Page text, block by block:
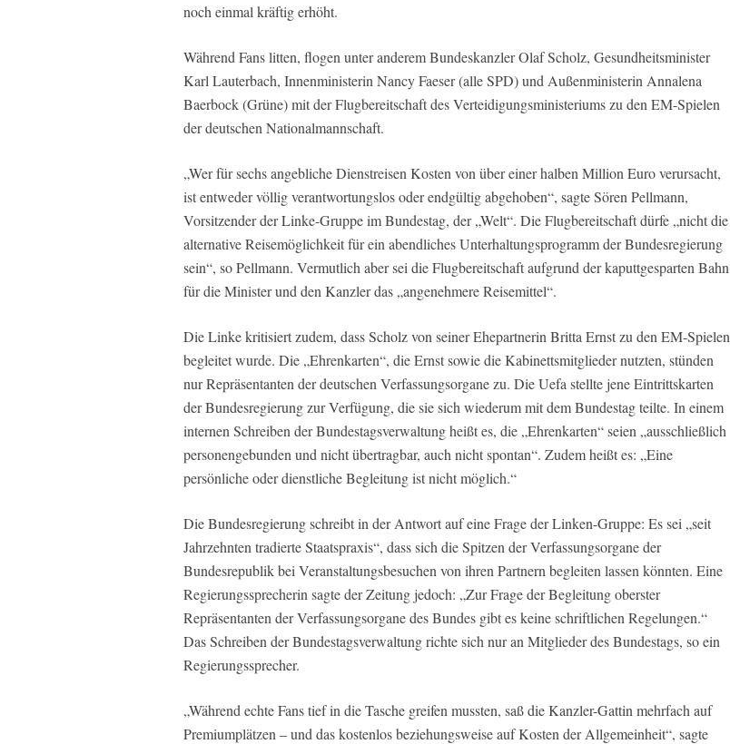
noch einmal kräftig erhöht.
Während Fans litten, flogen unter anderem Bundeskanzler Olaf Scholz, Gesundheitsminister
Karl Lauterbach, Innenministerin Nancy Faeser (alle SPD) und Außenministerin Annalena
Baerbock (Grüne) mit der Flugbereitschaft des Verteidigungsministeriums zu den EM-Spielen
der deutschen Nationalmannschaft.
„Wer für sechs angebliche Dienstreisen Kosten von über einer halben Million Euro verursacht,
ist entweder völlig verantwortungslos oder endgültig abgehoben“, sagte Sören Pellmann,
Vorsitzender der Linke-Gruppe im Bundestag, der „Welt“. Die Flugbereitschaft dürfe „nicht die
alternative Reisemöglichkeit für ein abendliches Unterhaltungsprogramm der Bundesregierung
sein“, so Pellmann. Vermutlich aber sei die Flugbereitschaft aufgrund der kaputtgesparten Bahn
für die Minister und den Kanzler das „angenehmere Reisemittel“.
Die Linke kritisiert zudem, dass Scholz von seiner Ehepartnerin Britta Ernst zu den EM-Spielen
begleitet wurde. Die „Ehrenkarten“, die Ernst sowie die Kabinettsmitglieder nutzten, stünden
nur Repräsentanten der deutschen Verfassungsorgane zu. Die Uefa stellte jene Eintrittskarten
der Bundesregierung zur Verfügung, die sie sich wiederum mit dem Bundestag teilte. In einem
internen Schreiben der Bundestagsverwaltung heißt es, die „Ehrenkarten“ seien „ausschließlich
personengebunden und nicht übertragbar, auch nicht spontan“. Zudem heißt es: „Eine
persönliche oder dienstliche Begleitung ist nicht möglich.“
Die Bundesregierung schreibt in der Antwort auf eine Frage der Linken-Gruppe: Es sei „seit
Jahrzehnten tradierte Staatspraxis“, dass sich die Spitzen der Verfassungsorgane der
Bundesrepublik bei Veranstaltungsbesuchen von ihren Partnern begleiten lassen könnten. Eine
Regierungssprecherin sagte der Zeitung jedoch: „Zur Frage der Begleitung oberster
Repräsentanten der Verfassungsorgane des Bundes gibt es keine schriftlichen Regelungen.“
Das Schreiben der Bundestagsverwaltung richte sich nur an Mitglieder des Bundestags, so ein
Regierungssprecher.
„Während echte Fans tief in die Tasche greifen mussten, saß die Kanzler-Gattin mehrfach auf
Premiumplätzen – und das kostenlos beziehungsweise auf Kosten der Allgemeinheit“, sagte